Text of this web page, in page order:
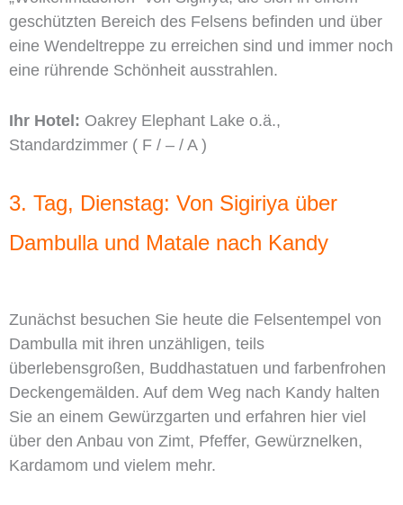
geschützten Bereich des Felsens befinden und über
eine Wendeltreppe zu erreichen sind und immer noch
eine rührende Schönheit ausstrahlen.
Ihr Hotel: Oakrey Elephant Lake o.ä.,
Standardzimmer ( F / – / A )
3. Tag, Dienstag: Von Sigiriya über
Dambulla und Matale nach Kandy
Zunächst besuchen Sie heute die Felsentempel von
Dambulla mit ihren unzähligen, teils
überlebensgroßen, Buddhastatuen und farbenfrohen
Deckengemälden. Auf dem Weg nach Kandy halten
Sie an einem Gewürzgarten und erfahren hier viel
über den Anbau von Zimt, Pfeffer, Gewürznelken,
Kardamom und vielem mehr.